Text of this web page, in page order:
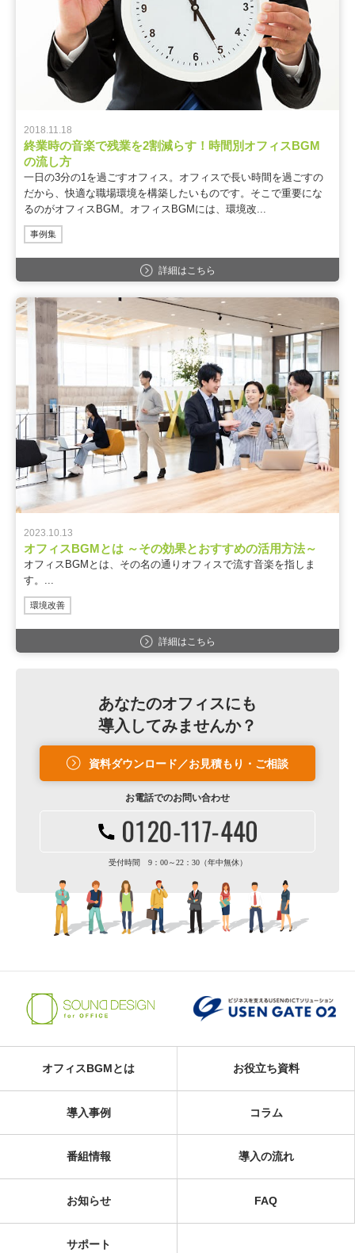
2018.11.18
終業時の音楽で残業を2割減らす！時間別オフィスBGM
の流し方
一日の3分の1を過ごすオフィス。オフィスで長い時間を過ごすの
だから、快適な職場環境を構築したいものです。そこで重要にな
るのがオフィスBGM。オフィスBGMには、環境改...
事例集
詳細はこちら
2023.10.13
オフィスBGMとは ～その効果とおすすめの活用方法～
オフィスBGMとは、その名の通りオフィスで流す音楽を指しま
す。...
環境改善
詳細はこちら
あなたのオフィスにも
導入してみませんか？
資料ダウンロード／お見積もり・ご相談
お電話でのお問い合わせ
受付時間 9：00～22：30（年中無休）
オフィスBGMとは お役立ち資料
導入事例 コラム
番組情報 導入の流れ
お知らせ FAQ
サポート